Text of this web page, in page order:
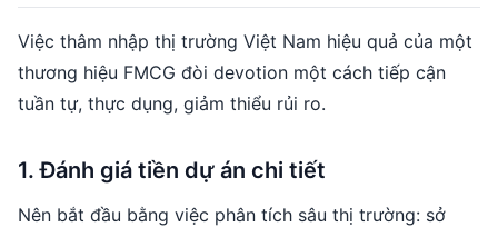
Việc thâm nhập thị trường Việt Nam hiệu quả của một
thương hiệu FMCG đòi devotion một cách tiếp cận
tuần tự, thực dụng, giảm thiểu rủi ro.
1. Đánh giá tiền dự án chi tiết
Nên bắt đầu bằng việc phân tích sâu thị trường: sở